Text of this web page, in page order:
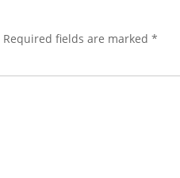
Required fields are marked *